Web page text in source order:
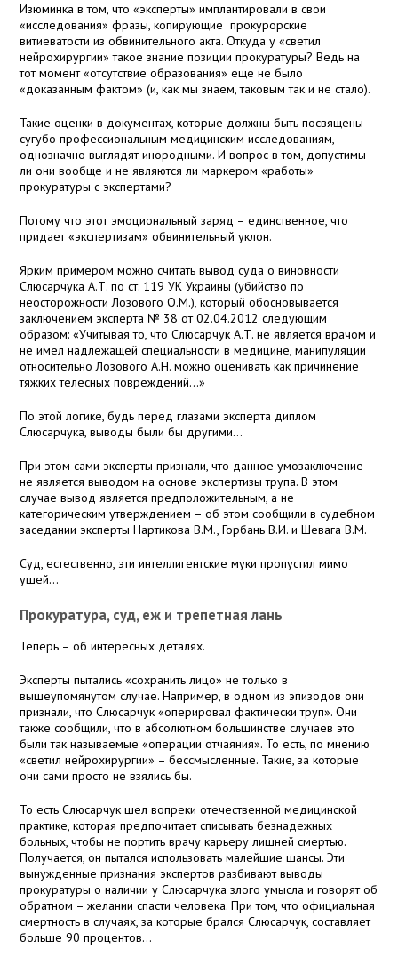
Изюминка в том, что «эксперты» имплантировали в свои
«исследования» фразы, копирующие прокурорские
витиеватости из обвинительного акта. Откуда у «светил
нейрохирургии» такое знание позиции прокуратуры? Ведь на
тот момент «отсутствие образования» еще не было
«доказанным фактом» (и, как мы знаем, таковым так и не стало).
Такие оценки в документах, которые должны быть посвящены
сугубо профессиональным медицинским исследованиям,
однозначно выглядят инородными. И вопрос в том, допустимы
ли они вообще и не являются ли маркером «работы»
прокуратуры с экспертами?
Потому что этот эмоциональный заряд – единственное, что
придает «экспертизам» обвинительный уклон.
Ярким примером можно считать вывод суда о виновности
Слюсарчука А.Т. по ст. 119 УК Украины (убийство по
неосторожности Лозового О.М.), который обосновывается
заключением эксперта № 38 от 02.04.2012 следующим
образом: «Учитывая то, что Слюсарчук А.Т. не является врачом и
не имел надлежащей специальности в медицине, манипуляции
относительно Лозового А.Н. можно оценивать как причинение
тяжких телесных повреждений…»
По этой логике, будь перед глазами эксперта диплом
Слюсарчука, выводы были бы другими…
При этом сами эксперты признали, что данное умозаключение
не является выводом на основе экспертизы трупа. В этом
случае вывод является предположительным, а не
категорическим утверждением – об этом сообщили в судебном
заседании эксперты Нартикова В.М., Горбань В.И. и Шевага В.М.
Суд, естественно, эти интеллигентские муки пропустил мимо
ушей…
Прокуратура, суд, еж и трепетная лань
Теперь – об интересных деталях.
Эксперты пытались «сохранить лицо» не только в
вышеупомянутом случае. Например, в одном из эпизодов они
признали, что Слюсарчук «оперировал фактически труп». Они
также сообщили, что в абсолютном большинстве случаев это
были так называемые «операции отчаяния». То есть, по мнению
«светил нейрохирургии» – бессмысленные. Такие, за которые
они сами просто не взялись бы.
То есть Слюсарчук шел вопреки отечественной медицинской
практике, которая предпочитает списывать безнадежных
больных, чтобы не портить врачу карьеру лишней смертью.
Получается, он пытался использовать малейшие шансы. Эти
вынужденные признания экспертов разбивают выводы
прокуратуры о наличии у Слюсарчука злого умысла и говорят об
обратном – желании спасти человека. При том, что официальная
смертность в случаях, за которые брался Слюсарчук, составляет
больше 90 процентов…